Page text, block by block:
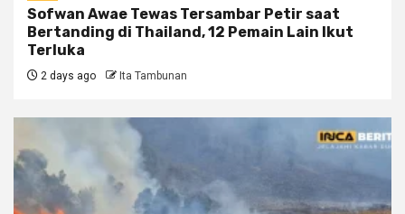
Sofwan Awae Tewas Tersambar Petir saat
Bertanding di Thailand, 12 Pemain Lain Ikut
Terluka
2 days ago Ita Tambunan